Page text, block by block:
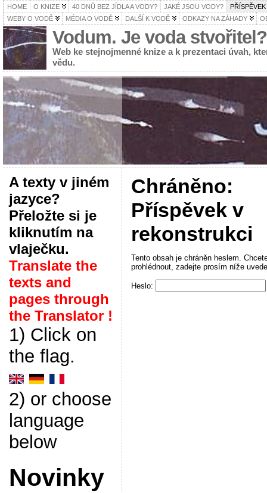
HOME O KNIZE 40 DNŮ BEZ JÍDLA A VODY? JAKÉ JSOU VODY?
WEBY O VODĚ
MÉDIA O VODĚ DALŠÍ K VODĚ ODKAZY NA ZÁHADY
Vodum. Je voda stvořitel?
Web ke stejnojmenné knize a k prezentaci úvah,
vědu.
A texty v jiném
jazyce?
Přeložte si je
kliknutím na
vlaječku.
Translate the
texts and
pages through
the Translator !
1) Click on
the flag.
2) or choose
language
below
Novinky
Chráněno:
Příspěvek v
rekonstrukci
Tento obsah je chráněn heslem.
prohlédnout, zadejte prosím níže
Heslo: